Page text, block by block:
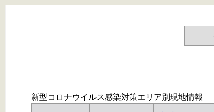
新型コロナウイルス感染対策エリア別現地情報